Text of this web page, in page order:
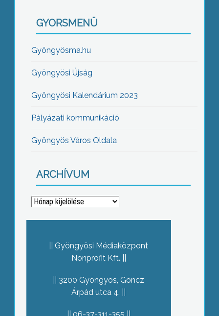
GYORSMENÜ
Gyöngyösma.hu
Gyöngyösi Újság
Gyöngyösi Kalendárium 2023
Pályázati kommunikáció
Gyöngyös Város Oldala
ARCHÍVUM
Archívum
Gyöngyösi Médiaközpont
Nonprofit Kft.
3200 Gyöngyös, Göncz
Árpád utca 4.